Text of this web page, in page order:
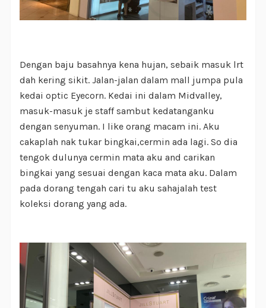
Dengan baju basahnya kena hujan, sebaik masuk lrt
dah kering sikit. Jalan-jalan dalam mall jumpa pula
kedai optic Eyecorn. Kedai ini dalam Midvalley,
masuk-masuk je staff sambut kedatanganku
dengan senyuman. I like orang macam ini. Aku
cakaplah nak tukar bingkai,cermin ada lagi. So dia
tengok dulunya cermin mata aku and carikan
bingkai yang sesuai dengan kaca mata aku. Dalam
pada dorang tengah cari tu aku sahajalah test
koleksi dorang yang ada.